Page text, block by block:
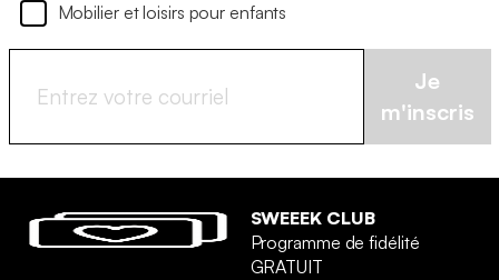
Mobilier et loisirs pour enfants
Je
m'inscris
SWEEEK CLUB
Programme de fidélité
GRATUIT